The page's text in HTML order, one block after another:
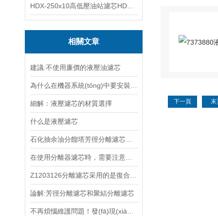
相關文章
建議:不使用廉價的液壓油濾芯
細解：液壓濾芯的材質選擇
什么是液壓濾芯
論解:芳徑分離濾芯和聚結分離濾芯
下一頁 末